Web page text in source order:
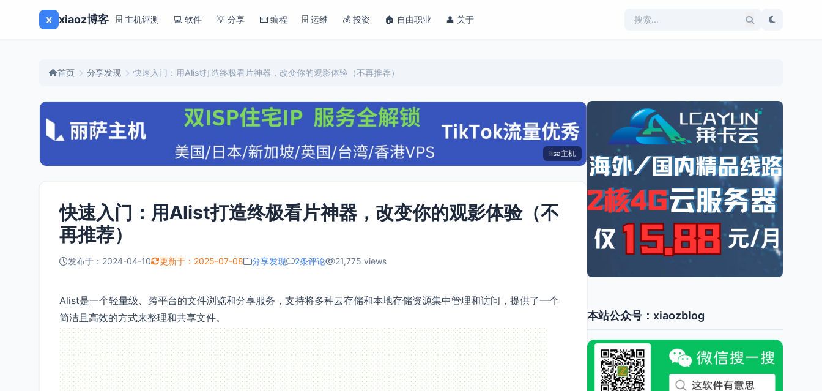
x xiaoz博客 🗄️ 主机评测 💻 软件 💡 分享 ⌨️ 编程 🗄️ 运维 💰 投资 🏠 自由职业 👤 关于
首页 分享发现 快速入门：用Alist打造终极看片神器，改变你的观影体验（不再推荐）
lisa主机
快速入门：用Alist打造终极看片神器，改变你的观影体验（不
再推荐）
发布于：2024-04-10 更新于：2025-07-08 分享发现 2条评论 21,775 views
Alist是一个轻量级、跨平台的文件浏览和分享服务，支持将多种云存储和本地存储资源集中管理和访问，提供了一个
简洁且高效的方式来整理和共享文件。
本站公众号：xiaozblog